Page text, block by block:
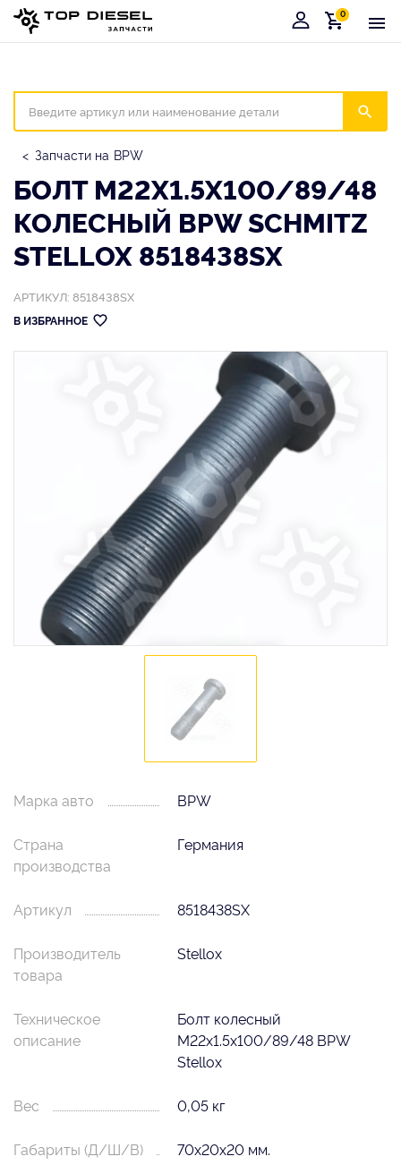
Корзина
0
Запчасти на BPW
БОЛТ M22X1.5X100/89/48
КОЛЕСНЫЙ BPW SCHMITZ
STELLOX 8518438SX
АРТИКУЛ: 8518438SX
В ИЗБРАННОЕ
Марка авто BPW
Страна
производства
Германия
Артикул 8518438SX
Производитель
товара
Stellox
Техническое
описание
Болт колесный
M22x1.5x100/89/48 BPW
Stellox
Вес 0,05 кг
Габариты (Д/Ш/В) 70х20х20 мм.